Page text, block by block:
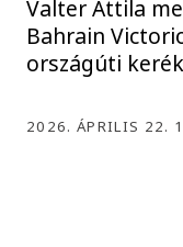
Valter Attila
Bahrain
országúti
2026. ÁPRILIS 22.